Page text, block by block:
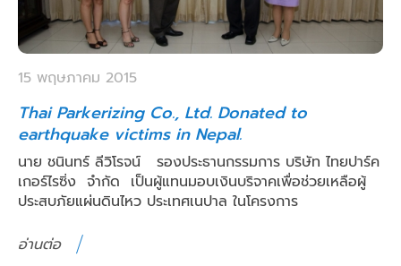
15 พฤษภาคม 2015
Thai Parkerizing Co., Ltd. Donated to
earthquake victims in Nepal.
นาย ชนินทร์ ลีวิโรจน์ รองประธานกรรมการ บริษัท ไทยปาร์ค
เกอร์ไรซิ่ง จำกัด เป็นผู้แทนมอบเงินบริจาคเพื่อช่วยเหลือผู้
ประสบภัยแผ่นดินไหว ประเทศเนปาล ในโครงการ
อ่านต่อ